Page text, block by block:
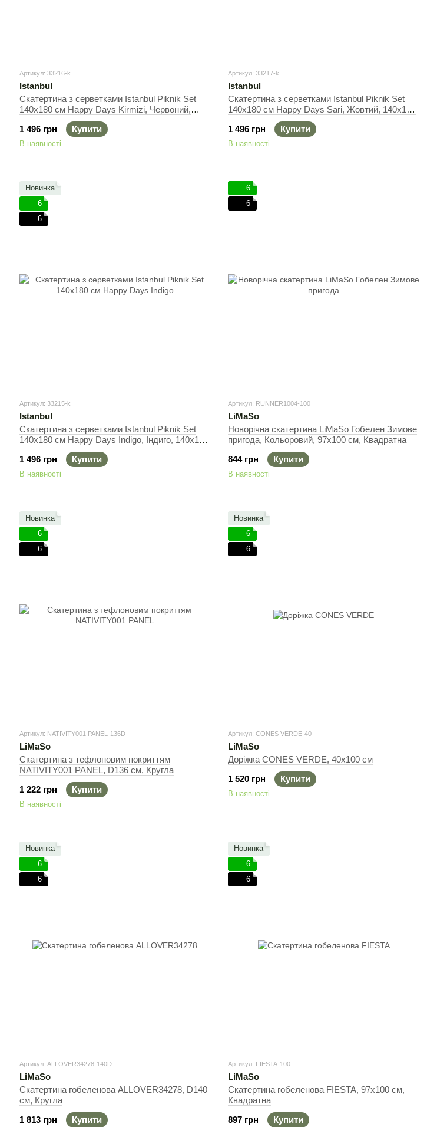
Артикул: 33216-k
Istanbul
Скатертина з серветками Istanbul Piknik Set
140х180 см Happy Days Kirmizi, Червоний,
140х180 см + 5 серветок, Прямокутна
1 496 грн
Купити
В наявності
Артикул: 33217-k
Istanbul
Скатертина з серветками Istanbul Piknik Set
140х180 см Happy Days Sari, Жовтий, 140х180
см + 5 серветок, Прямокутна
1 496 грн
Купити
В наявності
Новинка
6
6
Артикул: 33215-k
Istanbul
Скатертина з серветками Istanbul Piknik Set
140х180 см Happy Days Indigo, Індиго, 140х180
см + 5 серветок, Прямокутна
1 496 грн
Купити
В наявності
6
6
Артикул: RUNNER1004-100
LiMaSo
Новорічна скатертина LiMaSo Гобелен Зимове
пригода, Кольоровий, 97х100 см, Квадратна
844 грн
Купити
В наявності
Новинка
6
6
Артикул: NATIVITY001 PANEL-136D
LiMaSo
Скатертина з тефлоновим покриттям
NATIVITY001 PANEL, D136 см, Кругла
1 222 грн
Купити
В наявності
Новинка
6
6
Артикул: CONES VERDE-40
LiMaSo
Доріжка CONES VERDE, 40х100 см
1 520 грн
Купити
В наявності
Новинка
6
6
Артикул: ALLOVER34278-140D
LiMaSo
Скатертина гобеленова ALLOVER34278, D140
см, Кругла
1 813 грн
Купити
Новинка
6
6
Артикул: FIESTA-100
LiMaSo
Скатертина гобеленова FIESTA, 97х100 см,
Квадратна
897 грн
Купити